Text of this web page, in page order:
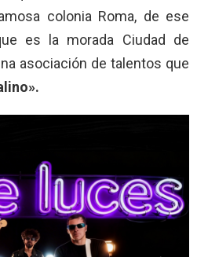
colonia Roma, de ese
es la morada Ciudad de
asociación de talentos que